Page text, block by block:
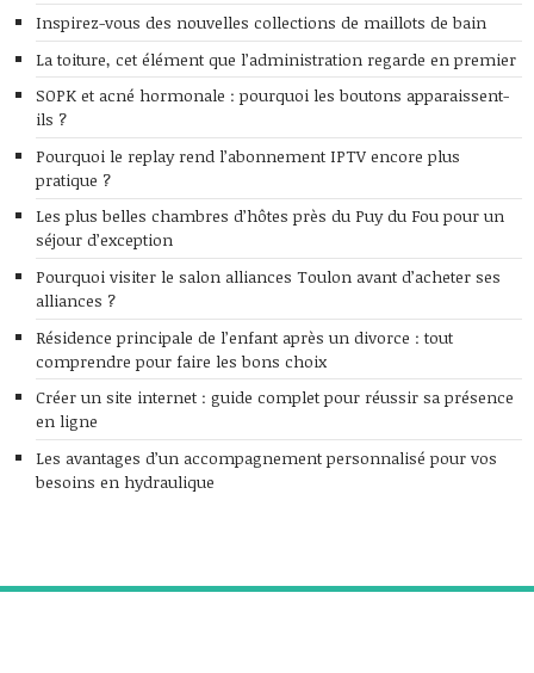
Inspirez-vous des nouvelles collections de maillots de bain
La toiture, cet élément que l’administration regarde en premier
SOPK et acné hormonale : pourquoi les boutons apparaissent-
ils ?
Pourquoi le replay rend l’abonnement IPTV encore plus
pratique ?
Les plus belles chambres d’hôtes près du Puy du Fou pour un
séjour d’exception
Pourquoi visiter le salon alliances Toulon avant d’acheter ses
alliances ?
Résidence principale de l’enfant après un divorce : tout
comprendre pour faire les bons choix
Créer un site internet : guide complet pour réussir sa présence
en ligne
Les avantages d’un accompagnement personnalisé pour vos
besoins en hydraulique